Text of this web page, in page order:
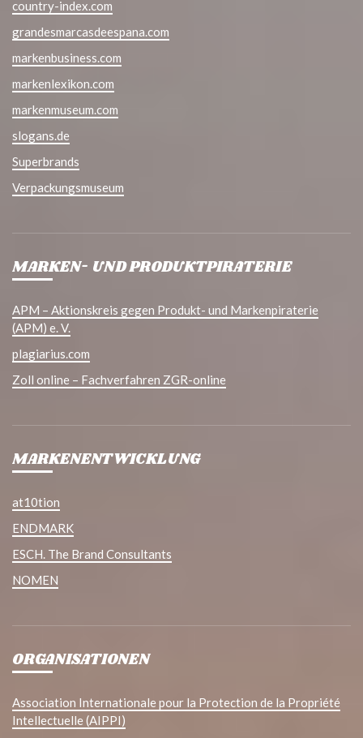
country-index.com
grandesmarcasdeespana.com
markenbusiness.com
markenlexikon.com
markenmuseum.com
slogans.de
Superbrands
Verpackungsmuseum
MARKEN- UND PRODUKTPIRATERIE
APM – Aktionskreis gegen Produkt- und Markenpiraterie
(APM) e. V.
plagiarius.com
Zoll online – Fachverfahren ZGR-online
MARKENENTWICKLUNG
at10tion
ENDMARK
ESCH. The Brand Consultants
NOMEN
ORGANISATIONEN
Association Internationale pour la Protection de la Propriété
Intellectuelle (AIPPI)